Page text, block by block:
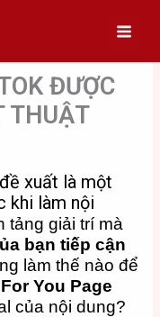
ĐƯỢC
THUẬT
xuất là một
khi làm nội
tảng giải trí mà
bạn tiếp cận
làm thế nào để
For You Page
của nội dung?